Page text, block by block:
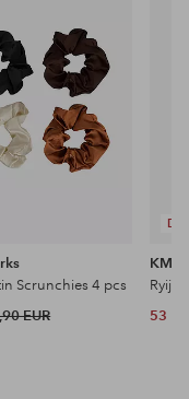
Scrunchies 4 pcs
EUR
KM
53